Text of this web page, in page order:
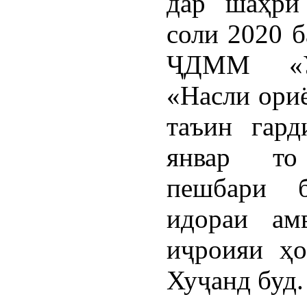
соли 2020
ҶДММ
«Насли
таъин
январ то
пешбари
идораи
иҷроияи
Хуҷанд буд.